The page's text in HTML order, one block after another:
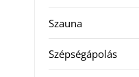
Szauna
Szépségápolás